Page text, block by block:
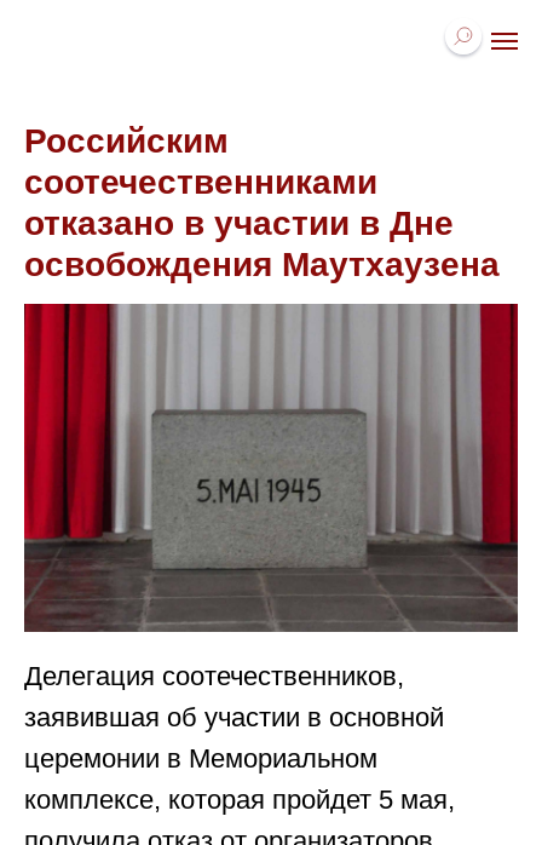
Российским
соотечественниками
отказано в участии в Дне
освобождения Маутхаузена
Делегация соотечественников,
заявившая об участии в основной
церемонии в Мемориальном
комплексе, которая пройдет 5 мая,